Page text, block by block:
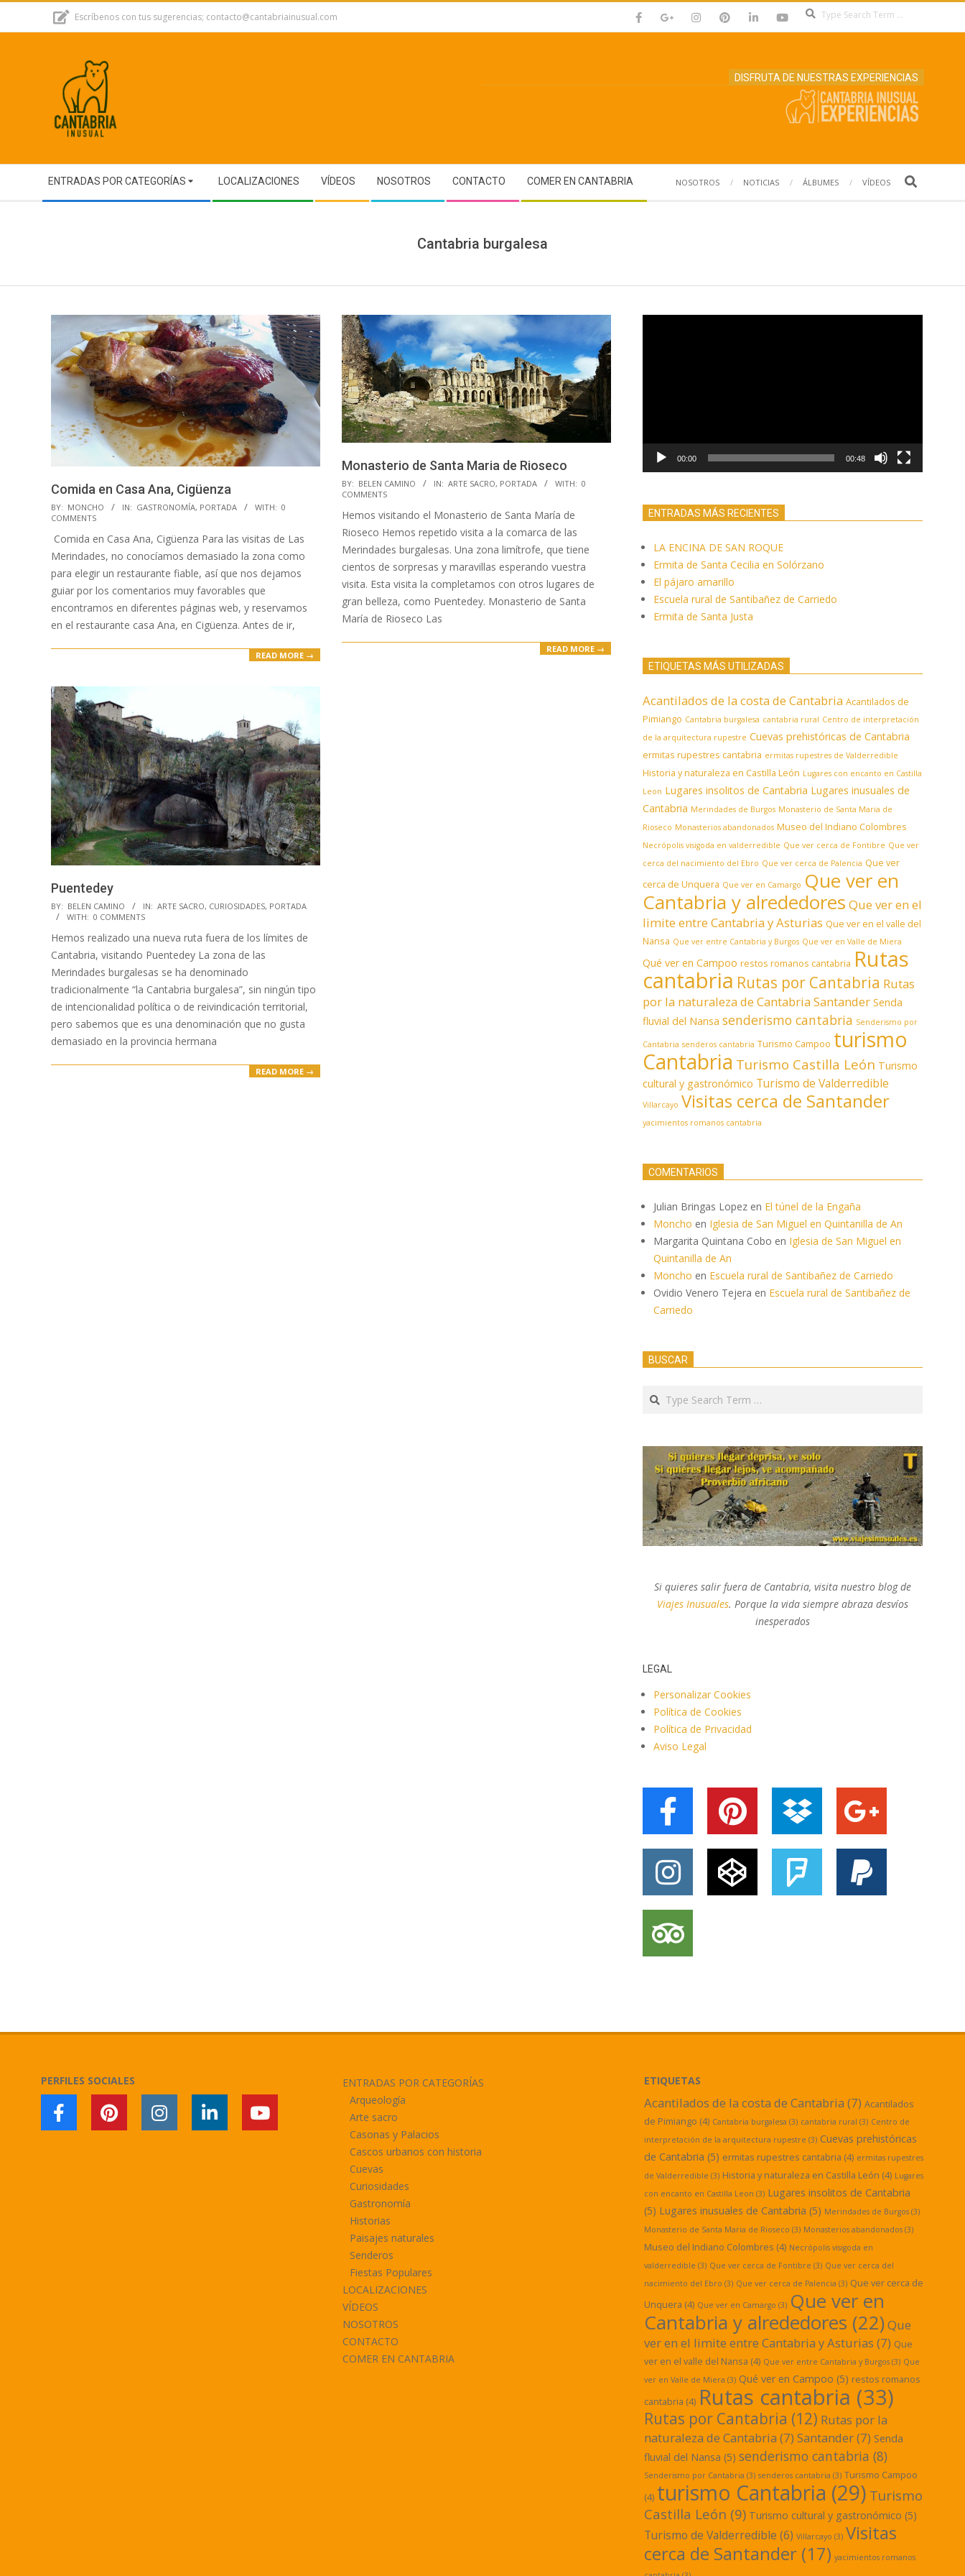
Escríbenos con tus sugerencias; contacto@cantabriainusual.com
DISFRUTA DE NUESTRAS EXPERIENCIAS
Navigation
Menu
ENTRADAS POR CATEGORÍAS LOCALIZACIONES VÍDEOS NOSOTROS CONTACTO COMER EN CANTABRIA NOSOTROS NOTICIAS ÁLBUMES VÍDEOS Search
Cantabria burgalesa
Comida en Casa Ana, Cigüenza
2018-
11-
09
BY: MONCHO IN: GASTRONOMÍA, PORTADA WITH: 0
COMMENTS
Comida en Casa Ana, Cigüenza Para las visitas de Las
Merindades, no conocíamos demasiado la zona como
para elegir un restaurante fiable, así que nos dejamos
guiar por los comentarios muy favorables que
encontramos en diferentes páginas web, y reservamos
en el restaurante casa Ana, en Cigüenza. Antes de ir,
READ MORE →
Monasterio de Santa Maria de Rioseco
2018-
11-
09
BY: BELEN CAMINO IN: ARTE SACRO, PORTADA WITH: 0
COMMENTS
Hemos visitando el Monasterio de Santa María de
Rioseco Hemos repetido visita a la comarca de las
Merindades burgalesas. Una zona limítrofe, que tiene
cientos de sorpresas y maravillas esperando vuestra
visita. Esta visita la completamos con otros lugares de
gran belleza, como Puentedey. Monasterio de Santa
María de Rioseco Las
READ MORE →
Puentedey
2018-
11-
09
BY: BELEN CAMINO IN: ARTE SACRO, CURIOSIDADES, PORTADA
WITH: 0 COMMENTS
Hemos realizado una nueva ruta fuera de los límites de
Cantabria, visitando Puentedey La zona de las
Merindades burgalesas se ha denominado
tradicionalmente “la Cantabria burgalesa”, sin ningún tipo
de intencionalidad política o de reivindicación territorial,
pero sabemos que es una denominación que no gusta
demasiado en la provincia hermana
READ MORE →
00:00 00:48
ENTRADAS MÁS RECIENTES
LA ENCINA DE SAN ROQUE
Ermita de Santa Cecilia en Solórzano
El pájaro amarillo
Escuela rural de Santibañez de Carriedo
Ermita de Santa Justa
ETIQUETAS MÁS UTILIZADAS
Acantilados de la costa de Cantabria Acantilados de
Pimiango Cantabria burgalesa cantabria rural Centro de interpretación
de la arquitectura rupestre Cuevas prehistóricas de Cantabria
ermitas rupestres cantabria ermitas rupestres de Valderredible
Historia y naturaleza en Castilla León Lugares con encanto en Castilla
Leon Lugares insolitos de Cantabria Lugares inusuales de
Cantabria Merindades de Burgos Monasterio de Santa Maria de
Rioseco Monasterios abandonados Museo del Indiano Colombres
Necrópolis visigoda en valderredible Que ver cerca de Fontibre Que ver
cerca del nacimiento del Ebro Que ver cerca de Palencia Que ver
cerca de Unquera Que ver en Camargo Que ver en
Cantabria y alrededores Que ver en el
limite entre Cantabria y Asturias Que ver en el valle del
Nansa Que ver entre Cantabria y Burgos Que ver en Valle de Miera
Qué ver en Campoo restos romanos cantabria Rutas
cantabria Rutas por Cantabria Rutas
por la naturaleza de CantabriaSantander Senda
fluvial del Nansa senderismo cantabria Senderismo por
Cantabria senderos cantabria Turismo Campoo turismo
Cantabria Turismo Castilla León Turismo
cultural y gastronómico Turismo de Valderredible
Villarcayo Visitas cerca de Santander
yacimientos romanos cantabria
COMENTARIOS
Julian Bringas Lopez en El túnel de la Engaña
Moncho en Iglesia de San Miguel en Quintanilla de An
Margarita Quintana Cobo en Iglesia de San Miguel en
Quintanilla de An
Moncho en Escuela rural de Santibañez de Carriedo
Ovidio Venero Tejera en Escuela rural de Santibañez de
Carriedo
BUSCAR
Search
Si quieres salir fuera de Cantabria, visita nuestro blog de
Viajes Inusuales. Porque la vida siempre abraza desvíos
inesperados
LEGAL
Personalizar Cookies
Política de Cookies
Política de Privacidad
Aviso Legal
PERFILES SOCIALES
ENTRADAS POR CATEGORÍAS
Arqueología
Arte sacro
Casonas y Palacios
Cascos urbanos con historia
Cuevas
Curiosidades
Gastronomía
Historias
Paisajes naturales
Senderos
Fiestas Populares
LOCALIZACIONES
VÍDEOS
NOSOTROS
CONTACTO
COMER EN CANTABRIA
ETIQUETAS
Acantilados de la costa de Cantabria (7) Acantilados
de Pimiango (4) Cantabria burgalesa (3) cantabria rural (3) Centro de
interpretación de la arquitectura rupestre (3) Cuevas prehistóricas
de Cantabria (5) ermitas rupestres cantabria (4) ermitas rupestres
de Valderredible (3) Historia y naturaleza en Castilla León (4) Lugares
con encanto en Castilla Leon (3) Lugares insolitos de Cantabria
(5) Lugares inusuales de Cantabria (5) Merindades de Burgos (3)
Monasterio de Santa Maria de Rioseco (3) Monasterios abandonados (3)
Museo del Indiano Colombres (4) Necrópolis visigoda en
valderredible (3) Que ver cerca de Fontibre (3) Que ver cerca del
nacimiento del Ebro (3) Que ver cerca de Palencia (3) Que ver cerca de
Unquera (4) Que ver en Camargo (3) Que ver en
Cantabria y alrededores (22) Que
ver en el limite entre Cantabria y Asturias (7) Que
ver en el valle del Nansa (4) Que ver entre Cantabria y Burgos (3) Que
ver en Valle de Miera (3) Qué ver en Campoo (5) restos romanos
cantabria (4) Rutas cantabria (33)
Rutas por Cantabria (12) Rutas por la
naturaleza de Cantabria (7) Santander(7) Senda
fluvial del Nansa (5) senderismo cantabria (8)
Senderismo por Cantabria (3) senderos cantabria (3) Turismo Campoo
(4) turismo Cantabria (29) Turismo
Castilla León (9) Turismo cultural y gastronómico (5)
Turismo de Valderredible (6) Villarcayo (3) Visitas
cerca de Santander (17) yacimientos romanos